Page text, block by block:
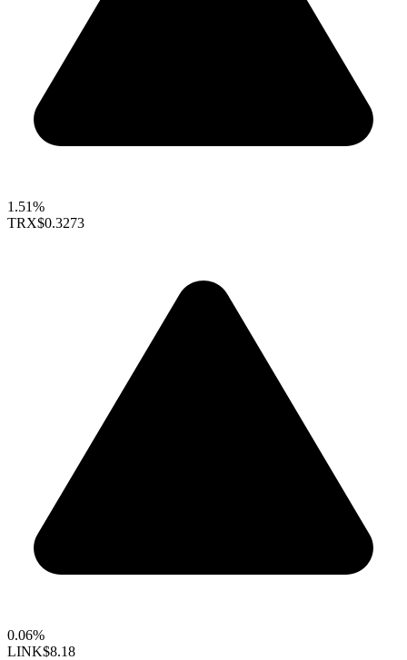
1.51%
TRX$0.3273
0.06%
LINK$8.18